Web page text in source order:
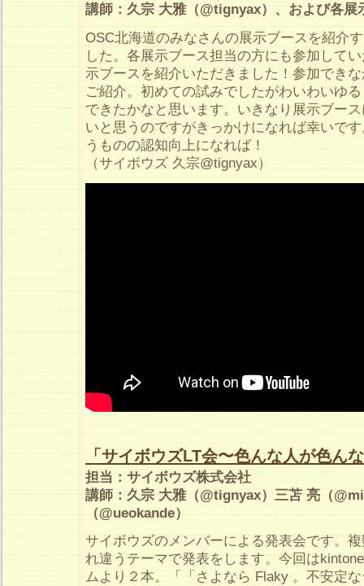
講師：久宗 大雅（@tignyax）、および各展
OSC北海道のみなさんの展示ブースを紹介
した。各展示ブース担当の方にも参加して
示ブースを紹介いただきました！参加でき
ご紹介。初めての試みでしたがわいわいゆ
できたかなと思います。いきなり展示ブー
いと思うのですがきっかけになれば幸いで
うものの認知向上になれば！
（サイボウズ 久宗@tignyax）
「サイボウズLT会〜色んな人が色ん
担当：サイボウズ株式会社
講師：久宗 大雅（@tignyax）三苫 亮（
（@ueokande）
サイボウズのメンバーによる発表会です。
れ違うテーマで発表をします。今回は
ムより２本。「「さよなら Flaky 。不安定